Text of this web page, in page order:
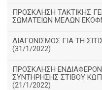
ΠΡΟΣΚΛΗΣΗ ΤΑΚΤΙΚΗΣ
ΣΩΜΑΤΕΙΩΝ ΜΕΛΩΝ
ΔΙΑΓΩΝΙΣΜΟΣ ΓΙΑ ΤΗ
(31/1/2022)
ΠΡΟΣΚΛΗΣΗ
ΣΥΝΤΗΡΗΣΗΣ ΣΤΙΒΟΥ
(21/1/2022)